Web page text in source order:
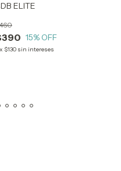
ELITE
15% OFF
x $130 sin intereses